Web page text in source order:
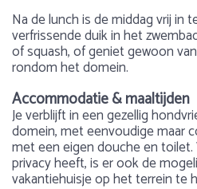
Na de lunch is de middag vrij in
verfrissende duik in het
of squash, of geniet gewoon
rondom het domein.
Accommodatie & maaltijden
Je verblijft in een gezellig
domein, met eenvoudige maar
met een eigen douche en
privacy heeft, is er ook de
vakantiehuisje op het terrein te